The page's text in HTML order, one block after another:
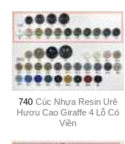
740 Cúc Nhựa Resin Urê
Hươu Cao Giraffe 4 Lỗ Có
Viền